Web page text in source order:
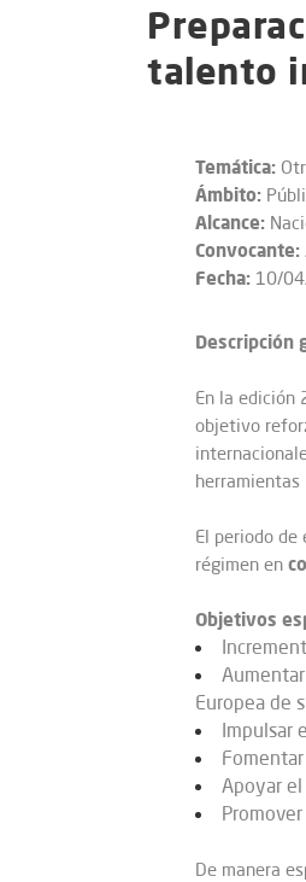
talento
Temática:
Ámbito:
Alcance:
Convocante:
Fecha: 10/
Descripción
En la edición
objetivo
herramientas
El periodo
régimen en
Objetivos
Europea de
Impulsar
Apoyar
De manera